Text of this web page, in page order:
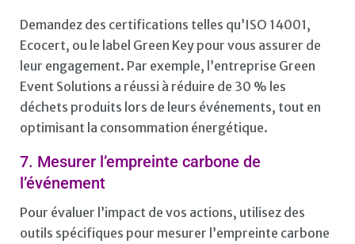
Demandez des certifications telles qu’ISO 14001,
Ecocert, ou le label Green Key pour vous assurer de
leur engagement. Par exemple, l’entreprise Green
Event Solutions a réussi à réduire de 30 % les
déchets produits lors de leurs événements, tout en
optimisant la consommation énergétique.
7. Mesurer l’empreinte carbone de
l’événement
Pour évaluer l’impact de vos actions, utilisez des
outils spécifiques pour mesurer l’empreinte carbone